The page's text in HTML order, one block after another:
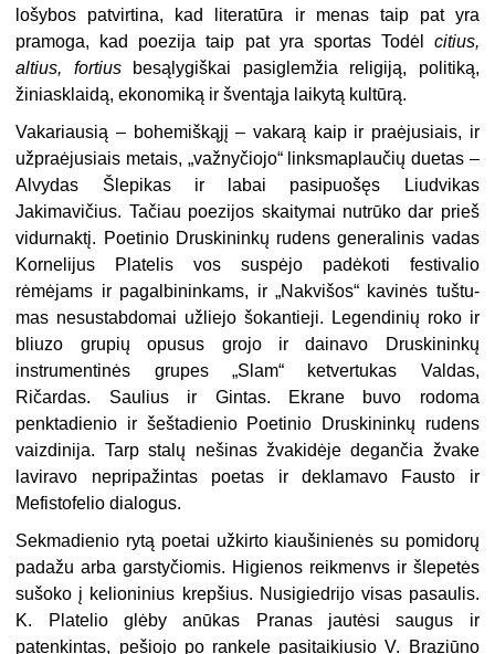
lošybos patvirtina, kad lite­ratūra ir menas taip pat yra
pramoga, kad poezija taip pat yra sportas Todėl citius,
altius, fortiusbesąlygiškai pasiglemžia religiją, politiką,
žiniasklaidą, ekonomiką ir šventąja laikytą kultūrą.
Vakariausią – bohemiškąjį – vakarą kaip ir praėjusiais, ir
užpraėjusiais metais, „važ­nyčiojo“ linksmaplaučių duetas –
Alvydas Šlepikas ir labai pasipuošęs Liudvikas
Jakimavičius. Tačiau poezijos skaitymai nutrūko dar prieš
vidurnaktį. Poetinio Druskininkų rudens generalinis vadas
Kornelijus Platelis vos suspėjo padėkoti festivalio
rėmėjams ir pagalbininkams, ir „Nakvišos“ kavinės tuštu­
mas nesustabdomai užliejo šokantieji. Legendinių roko ir
bliuzo grupių opusus grojo ir dainavo Druskininkų
instrumentinės grupes „Slam“ ketvertukas Valdas,
Ričardas. Saulius ir Gintas. Ekrane buvo rodoma
penktadienio ir šeštadienio Poetinio Druskininkų rudens
vaizdinija. Tarp stalų nešinas žvakidėje degančia žvake
laviravo nepripažintas poetas ir deklamavo Fausto ir
Mefistofelio dialogus.
Sekmadienio rytą poetai užkirto kiaušinienės su pomidorų
padažu arba garstyčiomis. Higienos reikmenvs ir šlepetės
sušoko į kelioninius krepšius. Nusigiedrijo visas pasaulis.
K. Platelio glėby anūkas Pranas jautėsi saugus ir
patenkintas, pešiojo po rankele pasitaikiusio V. Braziūno